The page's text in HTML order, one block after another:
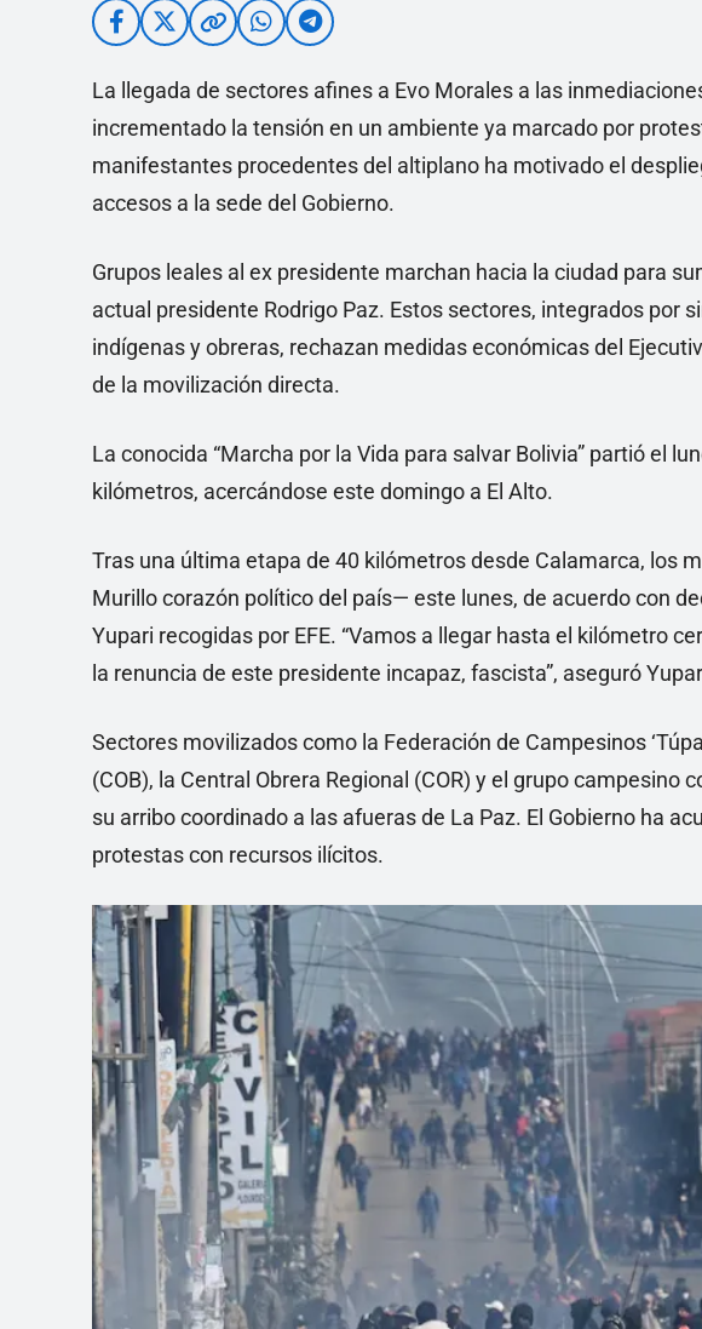
La llegada de sectores afines a Evo Morales a las
incrementado la tensión en un ambiente ya marcado por
manifestantes procedentes del altiplano ha motivado el
accesos a la sede del Gobierno.
Grupos leales al ex presidente marchan hacia la ciudad para
actual presidente Rodrigo Paz. Estos sectores, integrados por
indígenas y obreras, rechazan medidas económicas del
de la movilización directa.
La conocida “Marcha por la Vida para salvar Bolivia” partió el
kilómetros, acercándose este domingo a El Alto.
Tras una última etapa de 40 kilómetros desde Calamarca, los
Murillo corazón político del país— este lunes, de acuerdo con
Yupari recogidas por EFE. “Vamos a llegar hasta el kilómetro
la renuncia de este presidente incapaz, fascista”, aseguró
Sectores movilizados como la Federación de Campesinos
(COB), la Central Obrera Regional (COR) y el grupo campesino
su arribo coordinado a las afueras de La Paz. El Gobierno ha
protestas con recursos ilícitos.